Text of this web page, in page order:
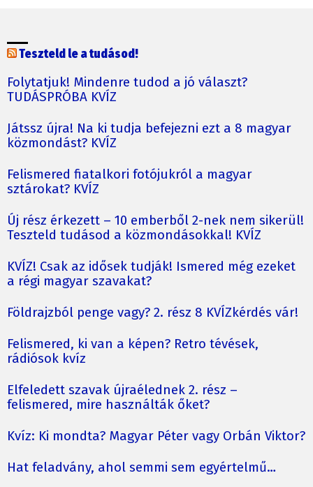
Teszteld le a tudásod!
Folytatjuk! Mindenre tudod a jó választ?
TUDÁSPRÓBA KVÍZ
Játssz újra! Na ki tudja befejezni ezt a 8 magyar
közmondást? KVÍZ
Felismered fiatalkori fotójukról a magyar
sztárokat? KVÍZ
Új rész érkezett – 10 emberből 2-nek nem sikerül!
Teszteld tudásod a közmondásokkal! KVÍZ
KVÍZ! Csak az idősek tudják! Ismered még ezeket
a régi magyar szavakat?
Földrajzból penge vagy? 2. rész 8 KVÍZkérdés vár!
Felismered, ki van a képen? Retro tévések,
rádiósok kvíz
Elfeledett szavak újraélednek 2. rész –
felismered, mire használták őket?
Kvíz: Ki mondta? Magyar Péter vagy Orbán Viktor?
Hat feladvány, ahol semmi sem egyértelmű…